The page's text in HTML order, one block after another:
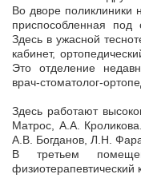
Во дворе
приспособленная под
Здесь в ужасной
кабинет,
Это отделение
врач-стоматолог-
Здесь работают
Матрос, А.А.
А.В. Богданов, Л.Н.
В третьем
физиотерапевтический